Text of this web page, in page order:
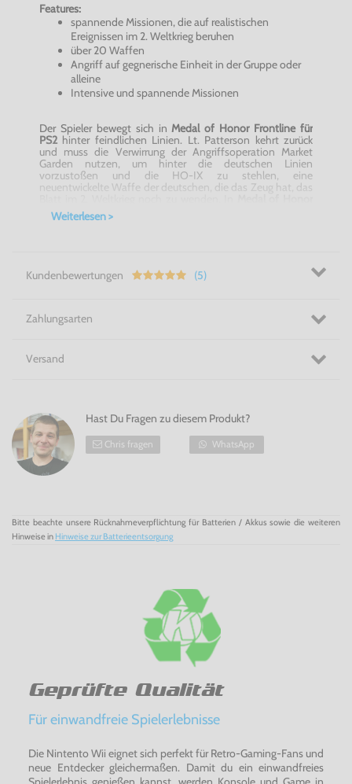
Features:
spannende Missionen, die auf realistischen
Ereignissen im 2. Weltkrieg beruhen
über 20 Waffen
Angriff auf gegnerische Einheit in der Gruppe oder
alleine
Intensive und spannende Missionen
Der Spieler bewegt sich inMedalof HonorFrontline für
PS2 hinter feindlichen Linien. Lt. Patterson kehrt zurück
und muss die Verwirrung der Angriffsoperation Market
Garden nutzen, um hinter die deutschen Linien
vorzustoßen und die HO-IX zu stehlen, eine
neuentwickelte Waffe der deutschen, die das Zeug hat, das
Frontline für PS2
intensive Kämpfe.
Mach dich auf! -
MedalofHonor Frontline für PS2
Weiterlesen >
Kundenbewertungen (5)
Zahlungsarten
Versand
Hast Du Fragen zu diesem Produkt?
Chris fragen WhatsApp
Bitte beachte unsere Rücknahmeverpflichtung für Batterien / Akkus sowie die weiteren
Hinweise in Hinweise zur Batterieentsorgung
Geprüfte Qualität
Für einwandfreie Spielerlebnisse
Die Nintento Wii eignet sich perfekt für Retro-Gaming-Fans und
neue Entdecker gleichermaßen. Damit du ein einwandfreies